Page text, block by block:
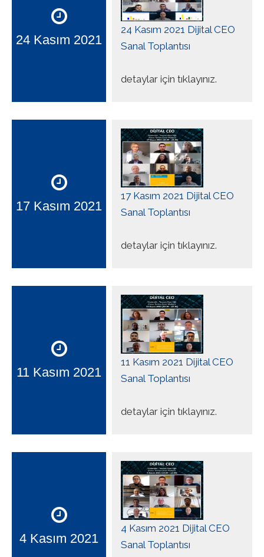
24 Kasım 2021
24 Kasım 2021 Dijital CEO
Sanal Toplantısı
detaylar için tıklayınız.
17 Kasım 2021
17 Kasım 2021 Dijital CEO
Sanal Toplantısı
detaylar için tıklayınız.
11 Kasım 2021
11 Kasım 2021 Dijital CEO
Sanal Toplantısı
detaylar için tıklayınız.
4 Kasım 2021
4 Kasım 2021 Dijital CEO
Sanal Toplantısı